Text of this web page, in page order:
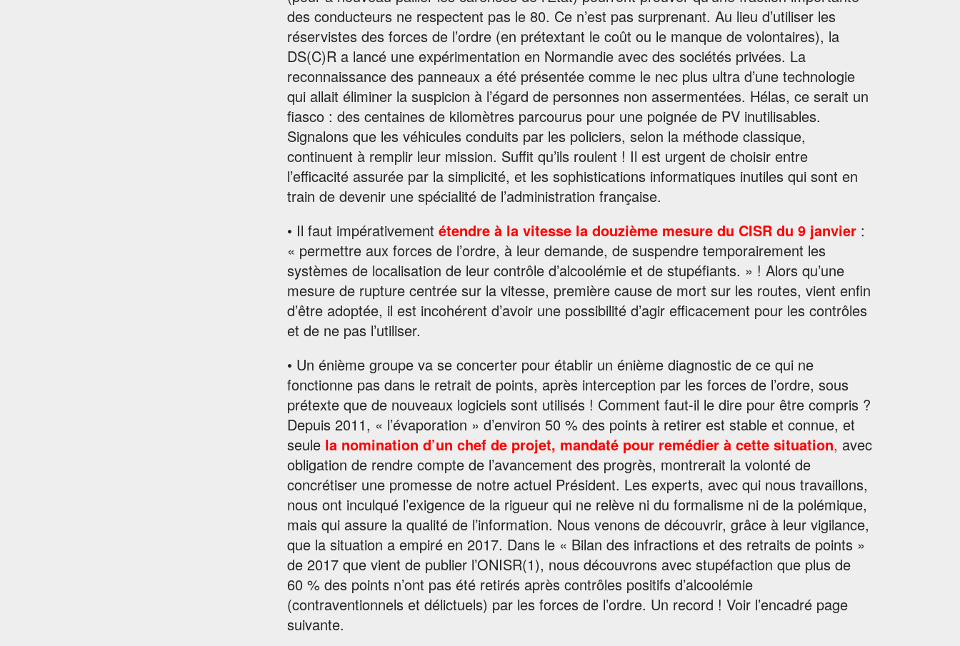
des conducteurs ne respectent pas le 80. Ce n’est pas surprenant. Au lieu d’utiliser les
réservistes des forces de l’ordre (en prétextant le coût ou le manque de volontaires), la
DS(C)R a lancé une expérimentation en Normandie avec des sociétés privées. La
reconnaissance des panneaux a été présentée comme le nec plus ultra d’une technologie
qui allait éliminer la suspicion à l’égard de personnes non assermentées. Hélas, ce serait un
fiasco : des centaines de kilomètres parcourus pour une poignée de PV inutilisables.
Signalons que les véhicules conduits par les policiers, selon la méthode classique,
continuent à remplir leur mission. Suffit qu’ils roulent ! Il est urgent de choisir entre
l’efficacité assurée par la simplicité, et les sophistications informatiques inutiles qui sont en
train de devenir une spécialité de l’administration française.
• Il faut impérativement étendre à la vitesse la douzième mesure du CISR du 9 janvier :
« permettre aux forces de l’ordre, à leur demande, de suspendre temporairement les
systèmes de localisation de leur contrôle d’alcoolémie et de stupéfiants. » ! Alors qu’une
mesure de rupture centrée sur la vitesse, première cause de mort sur les routes, vient enfin
d’être adoptée, il est incohérent d’avoir une possibilité d’agir efficacement pour les contrôles
et de ne pas l’utiliser.
• Un énième groupe va se concerter pour établir un énième diagnostic de ce qui ne
fonctionne pas dans le retrait de points, après interception par les forces de l’ordre, sous
prétexte que de nouveaux logiciels sont utilisés ! Comment faut-il le dire pour être compris ?
Depuis 2011, « l’évaporation » d’environ 50 % des points à retirer est stable et connue, et
seule la nomination d’un chef de projet, mandaté pour remédier à cette situation, avec
obligation de rendre compte de l’avancement des progrès, montrerait la volonté de
concrétiser une promesse de notre actuel Président. Les experts, avec qui nous travaillons,
nous ont inculqué l’exigence de la rigueur qui ne relève ni du formalisme ni de la polémique,
mais qui assure la qualité de l’information. Nous venons de découvrir, grâce à leur vigilance,
que la situation a empiré en 2017. Dans le « Bilan des infractions et des retraits de points »
de 2017 que vient de publier l’ONISR(1), nous découvrons avec stupéfaction que plus de
60 % des points n’ont pas été retirés après contrôles positifs d’alcoolémie
(contraventionnels et délictuels) par les forces de l’ordre. Un record ! Voir l’encadré page
suivante.